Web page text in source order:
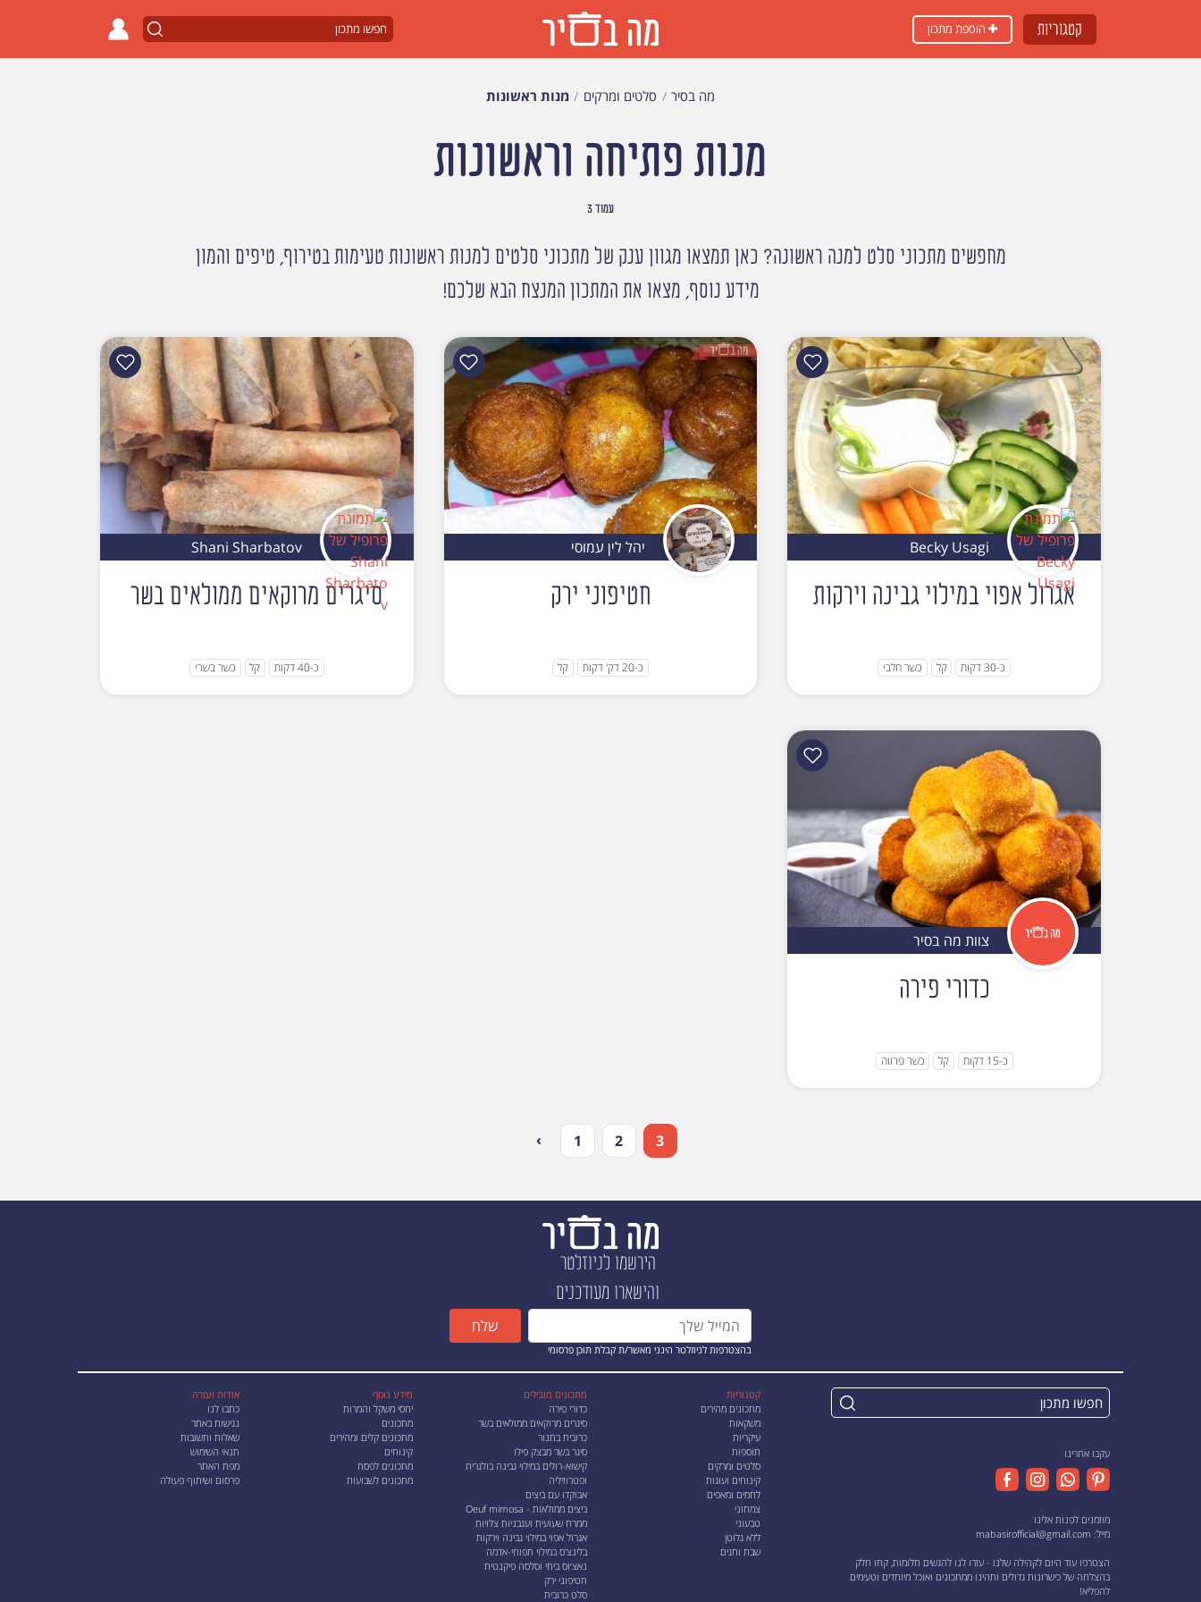
קטגוריות
מה בסיר סלטים ומרקים מנות ראשונות
מנות פתיחה וראשונות
עמוד 3
מחפשים מתכוני סלט למנה ראשונה? כאן תמצאו מגוון ענק של מתכוני סלטים למנות ראשונות טעימות בטירוף, טיפים והמון
מידע נוסף, מצאו את המתכון המנצח הבא שלכם!
Becky Usagi
אגרול אפוי במילוי גבינה וירקות
כ-30 דקות קל כשר חלבי
יהל לין עמוסי
חטיפוני ירק
כ-20 דק' דקות קל
Shani Sharbatov
סיגרים מרוקאים ממולאים בשר
כ-40 דקות קל כשר בשרי
צוות מה בסיר
כדורי פירה
כ-15 דקות קל כשר פרווה
› 1 2 3
הירשמו לניוזלטר
והישארו מעודכנים
בהצטרפות לניוזלטר הינני מאשר/ת קבלת תוכן פרסומי
שלח
עקבו אחרינו
מוזמנים לפנות אלינו
מייל: mabasirofficial@gmail.com
הצטרפו עוד היום לקהילה שלנו - עזרו לנו להגשים חלומות, קחו חלק
בהצלחה של כישרונות גדולים ותהינו ממתכונים ואוכל מיוחדים וטעימים
להפליא!
קטגוריות
מתכונים מהירים
משקאות
עיקריות
תוספות
סלטים ומרקים
קינוחים ועוגות
לחמים ומאפים
צמחוני
טבעוני
ללא גלוטן
שבת וחגים
מתכונים מובילים
כדורי פירה
סיגרים מרוקאים ממולאים בשר
כרובית בתנור
סיגר בשר מבצק פילו
קישוא-רולים במילוי גבינה בולגרית
ופטרוזיליה
אבוקדו עם ביצים
ביצים ממולאות - Oeuf mimosa
ממרח שעועית ועגבניות צלויות
אגרול אפוי במילוי גבינה וירקות
בלינצ'ס במילוי תפוחי-אדמה
נאצ׳וס ביתי וסלסה פיקנטית
חטיפוני ירק
סלט כרובית
מידע נוסף
יחסי משקל והמרות
מתכונים
מתכונים קלים ומהירים
קינוחים
מתכונים לפסח
מתכונים לשבועות
אודות ועזרה
כתבו לנו
נגישות באתר
שאלות ותשובות
תנאי השימוש
מפת האתר
פרסום ושיתוף פעולה